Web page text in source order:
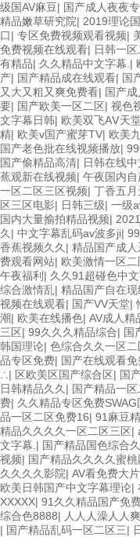
级国AV麻豆| 国产成人夜夜
精品嫩草研究院| 2019理论
口| 专区免费视频观看视频|
免费视频在线观看| 日韩一
有精品| 久久精品中文字幕. |
产| 国产精品成在线观看| 国
又大又粗又爽免费看| 国产
要| 国产欧美一区二区| 视色
文字幕日韩| 欧美双飞AⅤ天
精| 欧美v国产蜜芽TV| 欧美
国产老色批在线视频播放|
国产偷精品高清| 日韩在线
蕉观新在线视频| 午夜国内
一区二区三区视频| 丁香五
区三区电影| 日韩三级| 一级
国内大量揄拍精品视频|
久 | 中文字幕乱码av波多ji|
香蕉视频久久 | 精品国产成人
费观看网站| 欧美激情一区
午夜福利 | 久久91超碰色中
综合激情乱| 精品国产自在现
视频在线观看| 国产VV天堂|
潮| 欧美在线播色| AV成人精
三区| 99久久久精品综合| 国
韩国理论| 色综合久久一区二
品专区免费| 国产在线观看
∴| 区欧美区国产综合区| 国
日韩精品久久 | 国产精品一
费| 久久精品专区免费SWAG
品一区二区免费16| 91麻豆
精品久久久久一区二区三区|
文字幕. | 国产精品国色综合
视频| 国产精品久久久久蜜
久久久久影院| AV看免费大
欧美日韩国产中文字幕理论|
XXXXX| 91久久精品国产免
综合色8888| 人人人澡人人
| 国产精品乱码一区二区三|